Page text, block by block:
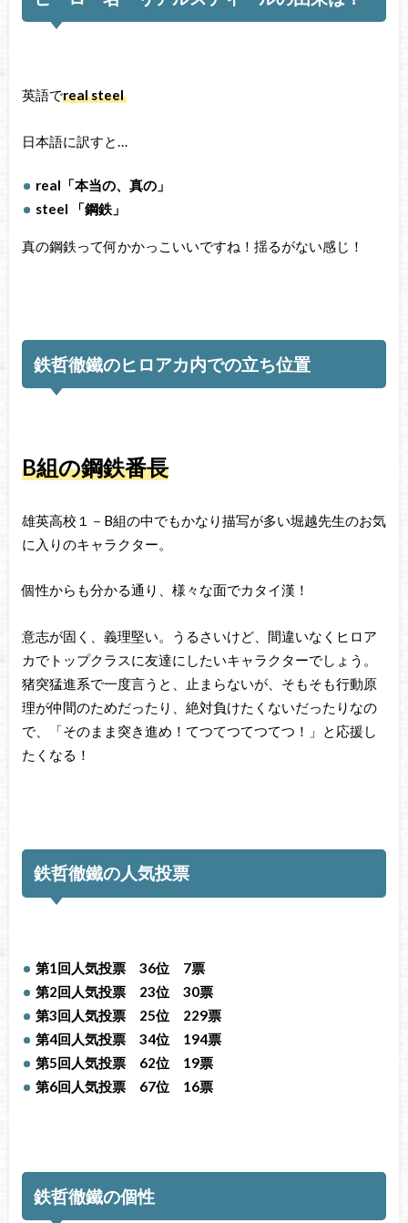
英語でreal steel
日本語に訳すと…
real「本当の、真の」
steel 「鋼鉄」
真の鋼鉄って何かかっこいいですね！揺るがない感じ！
鉄哲徹鐵のヒロアカ内での立ち位置
B組の鋼鉄番長
雄英高校１－B組の中でもかなり描写が多い堀越先生のお気
に入りのキャラクター。
個性からも分かる通り、様々な面でカタイ漢！
意志が固く、義理堅い。うるさいけど、間違いなくヒロア
カでトップクラスに友達にしたいキャラクターでしょう。
猪突猛進系で一度言うと、止まらないが、そもそも行動原
理が仲間のためだったり、絶対負けたくないだったりなの
で、「そのまま突き進め！てつてつてつてつ！」と応援し
たくなる！
鉄哲徹鐵の人気投票
第1回人気投票 36位 7票
第2回人気投票 23位 30票
第3回人気投票 25位 229票
第4回人気投票 34位 194票
第5回人気投票 62位 19票
第6回人気投票 67位 16票
鉄哲徹鐵の個性